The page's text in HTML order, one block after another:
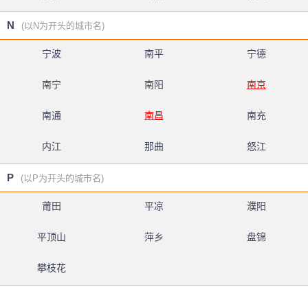
N (以N为开头的城市名)
宁波 南平 宁德
南宁 南阳 南京
南通 南昌 南充
内江 那曲 怒江
P (以P为开头的城市名)
莆田 平凉 濮阳
平顶山 萍乡 盘锦
攀枝花